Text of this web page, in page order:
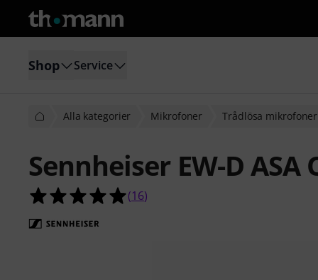
Shop Service
Alla kategorier Mikrofoner Trådlösa mikrofoner
Sennheiser EW-D ASA
4.9 av 5 stjärnor från 16 kundbetyg
(16)